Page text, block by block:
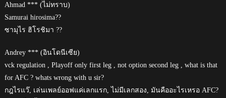
Ahmad *** (ไม่ทราบ)
Samurai hirosima??
ซามุไร ฮิโรชิมา ??
Andrey *** (อินโดนีเซีย)
vck regulation , Playoff only first leg , not option second leg , what is that
for AFC ? whats wrong with u sir?
กฎไรแว๊, เล่นเพลย์ออฟแค่เลกแรก, ไม่มีเลกสอง, มันคืออะไรเหรอ AFC?